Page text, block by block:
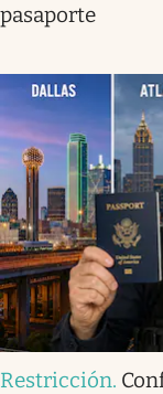
pasaporte
Restricción.